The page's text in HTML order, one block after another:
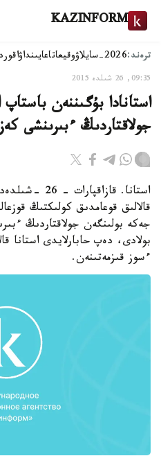
KAZINFORM
ترەند:2026-سايلاۋ وقيعاتاعايىنداۋ
09:35, 26 شىلدە 2015
استانادا بۇگىننەن باستاپ
جولاقتاردىڭ ءبىرىنشى
استانا.
جەكە بولىنگەن جولاقتاردىڭ
بولادى، دەپ حابارلايدى
ءسوز قىزمەتىنەن.